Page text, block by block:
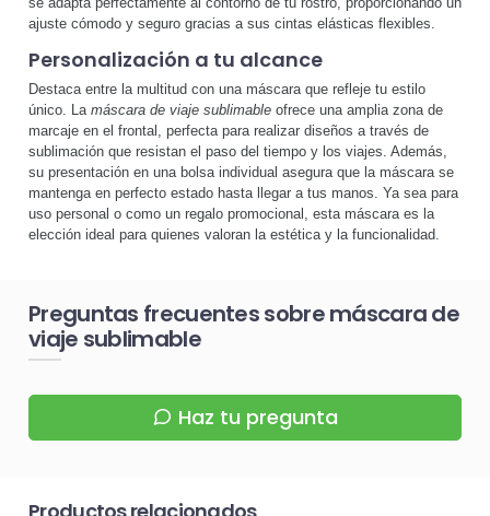
ajuste cómodo y seguro gracias a sus cintas elásticas flexibles.
Personalización a tu alcance
Destaca entre la multitud con una máscara que refleje tu estilo
único. La máscara de viaje sublimable ofrece una amplia zona de
marcaje en el frontal, perfecta para realizar diseños a través de
sublimación que resistan el paso del tiempo y los viajes. Además,
su presentación en una bolsa individual asegura que la máscara se
mantenga en perfecto estado hasta llegar a tus manos. Ya sea para
uso personal o como un regalo promocional, esta máscara es la
elección ideal para quienes valoran la estética y la funcionalidad.
Preguntas frecuentes sobre máscara de
viaje sublimable
Haz tu pregunta